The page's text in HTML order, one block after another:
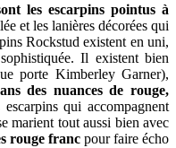
les escarpins pointus à
et les lanières décorées qui
Rockstud existent en uni,
Il existent bien
porte Kimberley Garner),
des nuances de rouge,
qui accompagnent
marient tout aussi bien avec
rouge franc pour faire écho